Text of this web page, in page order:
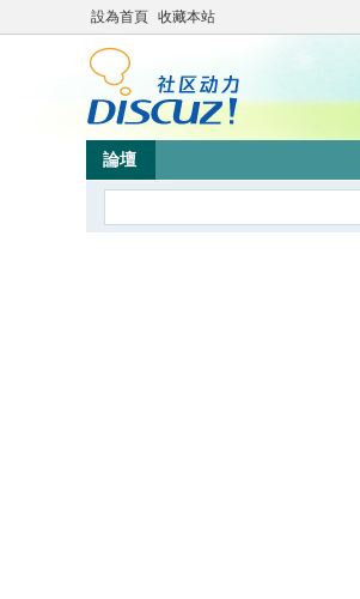
設為首頁 收藏本站
論壇